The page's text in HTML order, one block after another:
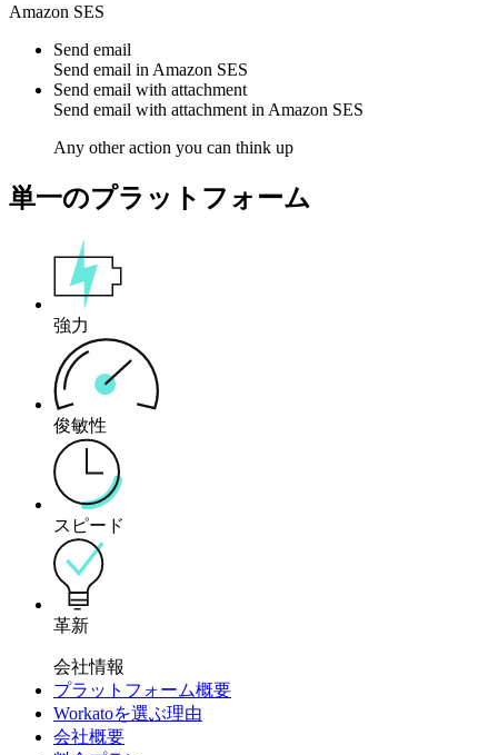
Amazon SES
Send email
Send email inAmazon SES
Send email with attachment
Send email with attachmentinAmazon SES
Any other action you can think up
単一のプラットフォーム
強力
俊敏性
スピード
革新
会社情報
プラットフォーム概要
Workatoを選ぶ理由
会社概要